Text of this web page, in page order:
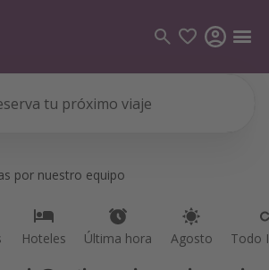
tu próximo viaje
por nuestro equipo
Hoteles Última hora Agosto Todo